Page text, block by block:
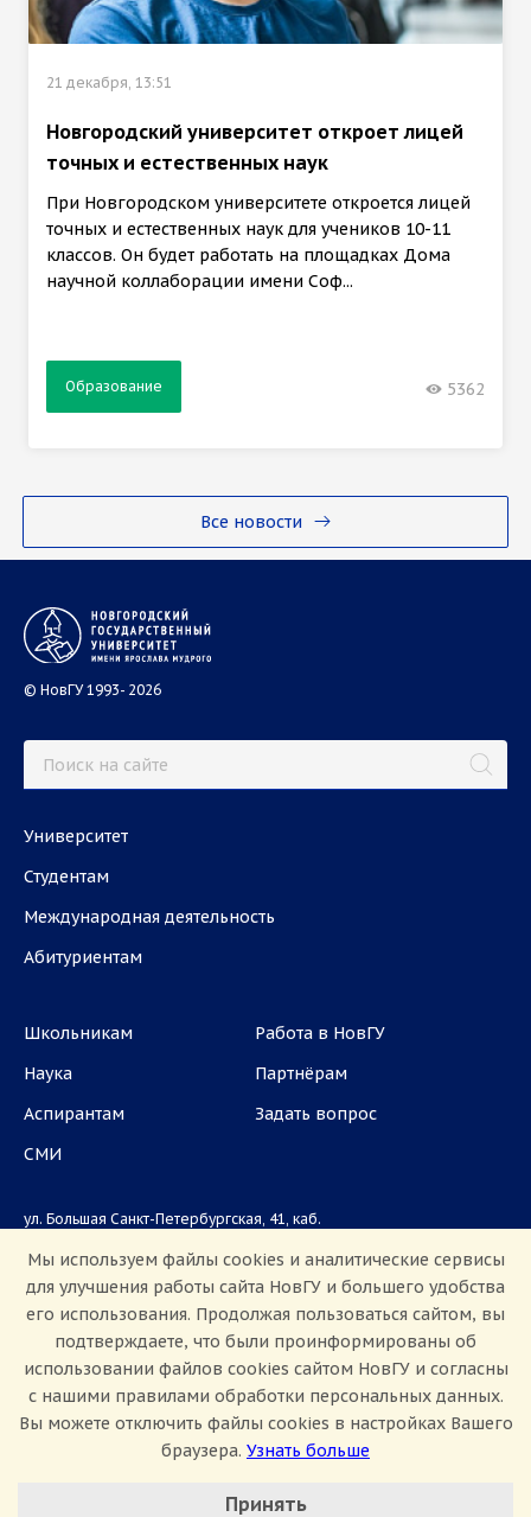
Все новости
21 декабря, 13:51
Новгородский университет откроет лицей
точных и естественных наук
При Новгородском университете откроется лицей
точных и естественных наук для учеников 10-11
классов. Он будет работать на площадках Дома
научной коллаборации имени Соф...
Образование 5362
© НовГУ 1993- 2026
Университет
Студентам
Международная деятельность
Абитуриентам
Школьникам
Наука
Аспирантам
СМИ
Работа в НовГУ
Партнёрам
Задать вопрос
ул. Большая Санкт-Петербургская, 41, каб.
Приемная комиссия: +7(8162)33-20-44
Сведения о доходах
Мы используем файлы cookies и аналитические сервисы
для улучшения работы сайта НовГУ и большего удобства
его использования. Продолжая пользоваться сайтом, вы
подтверждаете, что были проинформированы об
использовании файлов cookies сайтом НовГУ и согласны
с нашими правилами обработки персональных данных.
Вы можете отключить файлы cookies в настройках Вашего
браузера. Узнать больше
Минимальные
Принять